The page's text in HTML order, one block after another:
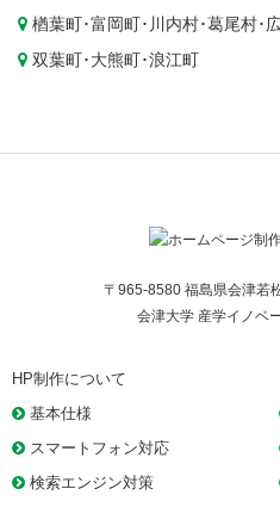
楢葉町 ･富岡町 ･ 川内村･葛尾村･
双葉町 ･ 大熊町 ･浪江町
〒965-8580 福島県会津若
会津大学 産学イノベ
HP制作について
基本仕様
スマートフォン対応
検索エンジン対策